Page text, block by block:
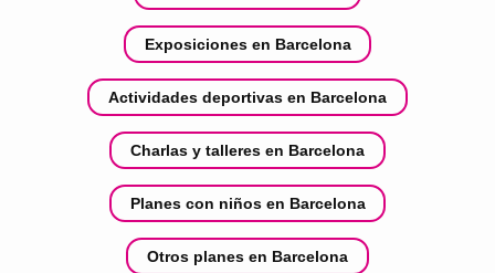
Exposiciones en Barcelona
Actividades deportivas en Barcelona
Charlas y talleres en Barcelona
Planes con niños en Barcelona
Otros planes en Barcelona